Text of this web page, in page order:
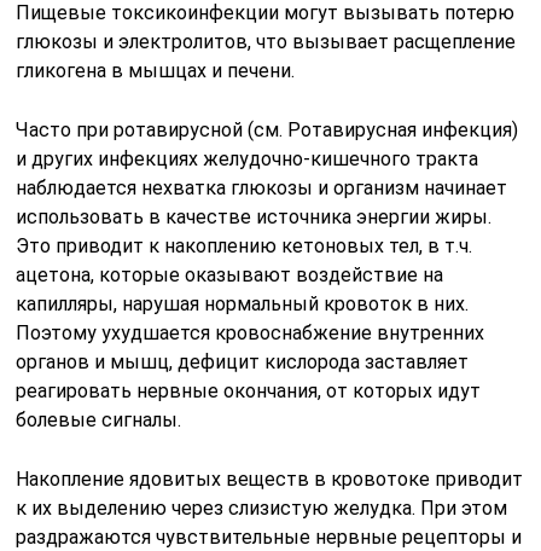
Пищевые токсикоинфекции могут вызывать потерю
глюкозы и электролитов, что вызывает расщепление
гликогена в мышцах и печени.
Часто при ротавирусной (см. Ротавирусная инфекция)
и других инфекциях желудочно-кишечного тракта
наблюдается нехватка глюкозы и организм начинает
использовать в качестве источника энергии жиры.
Это приводит к накоплению кетоновых тел, в т.ч.
ацетона, которые оказывают воздействие на
капилляры, нарушая нормальный кровоток в них.
Поэтому ухудшается кровоснабжение внутренних
органов и мышц, дефицит кислорода заставляет
реагировать нервные окончания, от которых идут
болевые сигналы.
Накопление ядовитых веществ в кровотоке приводит
к их выделению через слизистую желудка. При этом
раздражаются чувствительные нервные рецепторы и